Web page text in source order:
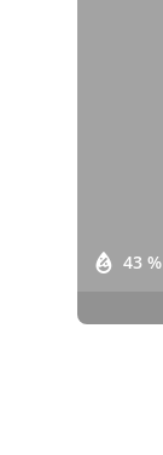
43 %